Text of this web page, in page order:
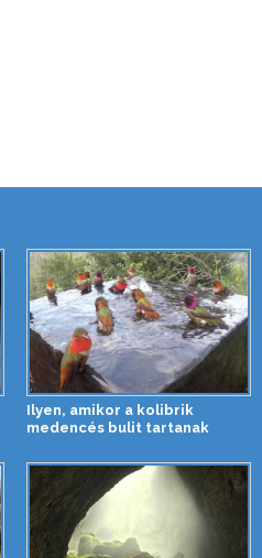
Ilyen, amikor a kolibrik
medencés bulit tartanak